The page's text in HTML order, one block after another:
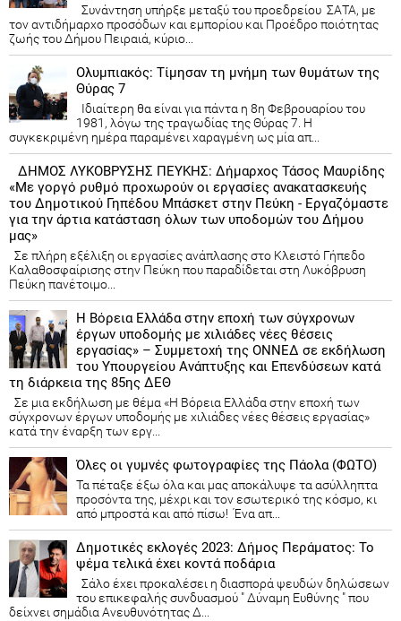
Συνάντηση υπήρξε μεταξύ του προεδρείου ΣΑΤΑ, με
τον αντιδήμαρχο προσόδων και εμπορίου και Προέδρο ποιότητας
ζωής του Δήμου Πειραιά, κύριο...
Ολυμπιακός: Τίμησαν τη μνήμη των θυμάτων της
Θύρας 7
Ιδιαίτερη θα είναι για πάντα η 8η Φεβρουαρίου του
1981, λόγω της τραγωδίας της Θύρας 7. Η
συγκεκριμένη ημέρα παραμένει χαραγμένη ως μία απ...
ΔΗΜΟΣ ΛΥΚΟΒΡΥΣΗΣ ΠΕΥΚΗΣ: Δήμαρχος Τάσος Μαυρίδης
«Με γοργό ρυθμό προχωρούν οι εργασίες ανακατασκευής
του Δημοτικού Γηπέδου Μπάσκετ στην Πεύκη - Εργαζόμαστε
για την άρτια κατάσταση όλων των υποδομών του Δήμου
μας»
Σε πλήρη εξέλιξη οι εργασίες ανάπλασης στο Κλειστό Γήπεδο
Καλαθοσφαίρισης στην Πεύκη που παραδίδεται στη Λυκόβρυση
Πεύκη πανέτοιμο...
Η Βόρεια Ελλάδα στην εποχή των σύγχρονων
έργων υποδομής με χιλιάδες νέες θέσεις
εργασίας» – Συμμετοχή της ΟΝΝΕΔ σε εκδήλωση
του Υπουργείου Ανάπτυξης και Επενδύσεων κατά
τη διάρκεια της 85ης ΔΕΘ
Σε μια εκδήλωση με θέμα «Η Βόρεια Ελλάδα στην εποχή των
σύγχρονων έργων υποδομής με χιλιάδες νέες θέσεις εργασίας»
κατά την έναρξη των εργ...
Όλες οι γυμνές φωτογραφίες της Πάολα (ΦΩΤΟ)
Τα πέταξε έξω όλα και μας αποκάλυψε τα ασύλληπτα
προσόντα της, μέχρι και τον εσωτερικό της κόσμο, κι
από μπροστά και από πίσω! Ένα απ...
Δημοτικές εκλογές 2023: Δήμος Περάματος: Το
ψέμα τελικά έχει κοντά ποδάρια
Σάλο έχει προκαλέσει η διασπορά ψευδών δηλώσεων
του επικεφαλής συνδυασμού " Δύναμη Ευθύνης " που
δείχνει σημάδια Ανευθυνότητας Δ...